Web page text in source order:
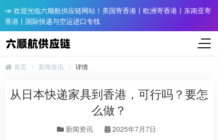
📣 欢迎光临六顺航供应链网站！美国寄香港丨欧洲寄香港丨东南亚寄
香港丨国际快递与空运进口专线
首页 新闻资讯 详情
从日本快递家具到香港，可行吗？要怎
么做？
新闻资讯 2025年7月7日